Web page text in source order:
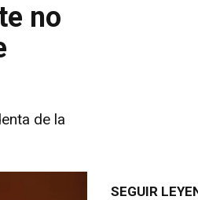
no
de la
SEGUIR